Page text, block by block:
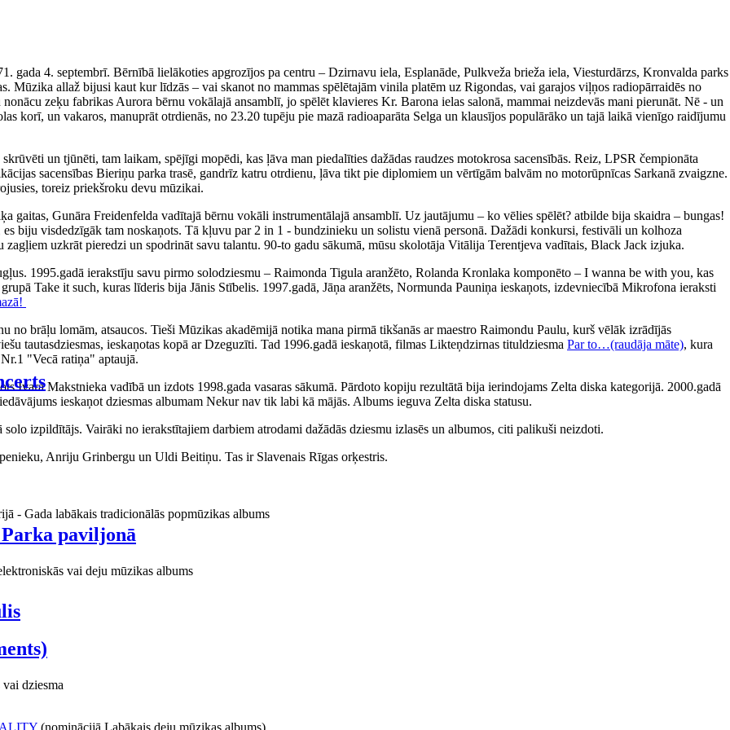
paviljonā
gada 4. septembrī. Bērnībā lielākoties apgrozījos pa centru – Dzirnavu iela, Esplanāde, Pulkveža brieža iela, Viesturdārzs, Kronvalda parks
Mūzika allaž bijusi kaut kur līdzās – vai skanot no mammas spēlētajām vinila platēm uz Rigondas, vai garajos viļņos radiopārraidēs no
zeķu fabrikas Aurora bērnu vokālajā ansamblī, jo spēlēt klavieres Kr. Barona ielas salonā, mammai neizdevās mani pierunāt. Nē - un
korī, un vakaros, manuprāt otrdienās, no 23.20 tupēju pie mazā radioaparāta Selga un klausījos populārāko un tajā laikā vienīgo raidījumu
un tjūnēti, tam laikam, spējīgi mopēdi, kas ļāva man piedalīties dažādas raudzes motokrosa sacensībās. Reiz, LPSR čempionāta
sacensības Bieriņu parka trasē, gandrīz katru otrdienu, ļāva tikt pie diplomiem un vērtīgām balvām no motorūpnīcas Sarkanā zvaigzne.
toreiz priekšroku devu mūzikai.
gaitas, Gunāra Freidenfelda vadītajā bērnu vokāli instrumentālajā ansamblī. Uz jautājumu – ko vēlies spēlēt? atbilde bija skaidra – bungas!
biju visdedzīgāk tam noskaņots. Tā kļuvu par 2 in 1 - bundzinieku un solistu vienā personā. Dažādi konkursi, festivāli un kolhoza
uzkrāt pieredzi un spodrināt savu talantu. 90-to gadu sākumā, mūsu skolotāja Vitālija Terentjeva vadītais, Black Jack izjuka.
1995.gadā ierakstīju savu pirmo solodziesmu – Raimonda Tigula aranžēto, Rolanda Kronlaka komponēto – I wanna be with you, kas
Take it such, kuras līderis bija Jānis Stībelis. 1997.gadā, Jāņa aranžēts, Normunda Pauniņa ieskaņots, izdevniecībā Mikrofona ieraksti
brāļu lomām, atsaucos. Tieši Mūzikas akadēmijā notika mana pirmā tikšanās ar maestro Raimondu Paulu, kurš vēlāk izrādījās
tautasdziesmas, ieskaņotas kopā ar Dzeguzīti. Tad 1996.gadā ieskaņotā, filmas Likteņdzirnas tituldziesma Par to…(raudāja māte), kura
"Vecā ratiņa" aptaujā.
Ivara Makstnieka vadībā un izdots 1998.gada vasaras sākumā. Pārdoto kopiju rezultātā bija ierindojams Zelta diska kategorijā. 2000.gadā
ieskaņot dziesmas albumam Nekur nav tik labi kā mājās. Albums ieguva Zelta diska statusu.
izpildītājs. Vairāki no ierakstītajiem darbiem atrodami dažādās dziesmu izlasēs un albumos, citi palikuši neizdoti.
Anriju Grinbergu un Uldi Beitiņu. Tas ir Slavenais Rīgas orķestris.
- Gada labākais tradicionālās popmūzikas albums
vai deju mūzikas albums
dziesma
(nominācijā Labākais deju mūzikas albums)